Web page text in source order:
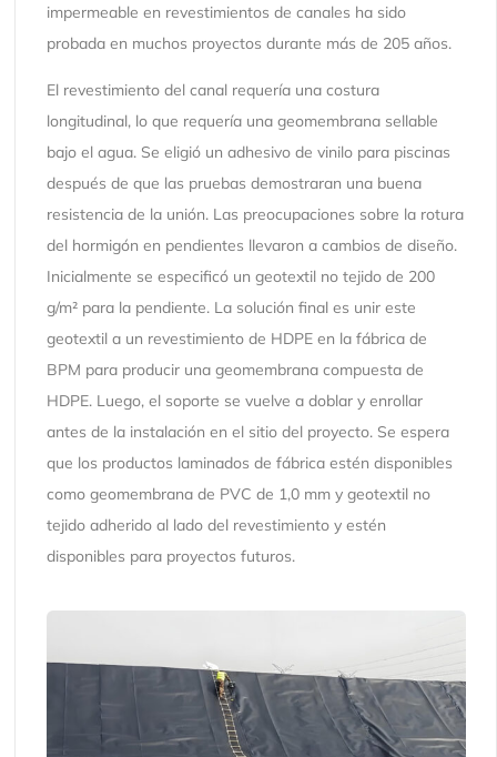
impermeable en revestimientos de canales ha sido
probada en muchos proyectos durante más de 205 años.
El revestimiento del canal requería una costura
longitudinal, lo que requería una geomembrana sellable
bajo el agua. Se eligió un adhesivo de vinilo para piscinas
después de que las pruebas demostraran una buena
resistencia de la unión. Las preocupaciones sobre la rotura
del hormigón en pendientes llevaron a cambios de diseño.
Inicialmente se especificó un geotextil no tejido de 200
g/m² para la pendiente. La solución final es unir este
geotextil a un revestimiento de HDPE en la fábrica de
BPM para producir una geomembrana compuesta de
HDPE. Luego, el soporte se vuelve a doblar y enrollar
antes de la instalación en el sitio del proyecto. Se espera
que los productos laminados de fábrica estén disponibles
como geomembrana de PVC de 1,0 mm y geotextil no
tejido adherido al lado del revestimiento y estén
disponibles para proyectos futuros.